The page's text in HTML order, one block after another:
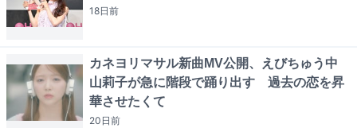
18日前
カネヨリマサル新曲MV公開、えびちゅう中
山莉子が急に階段で踊り出す 過去の恋を昇
華させたくて
20日前